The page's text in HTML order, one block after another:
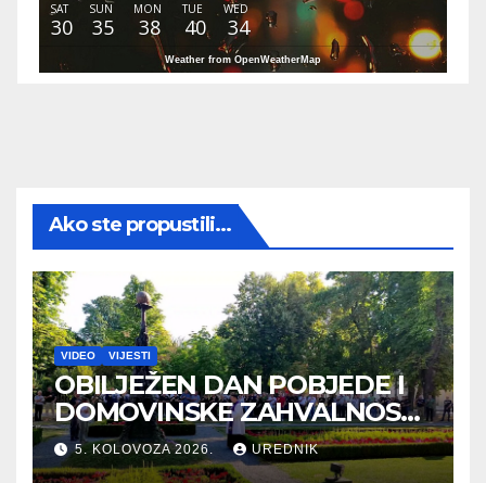
SAT
30
SUN
35
MON
38
TUE
40
WED
34
Weather from OpenWeatherMap
Ako ste propustili...
VIDEO VIJESTI
OBILJEŽEN DAN POBJEDE I
DOMOVINSKE ZAHVALNOSTI
TE DAN HRVATSKIH
BRANITELJA
5. KOLOVOZA 2026. UREDNIK